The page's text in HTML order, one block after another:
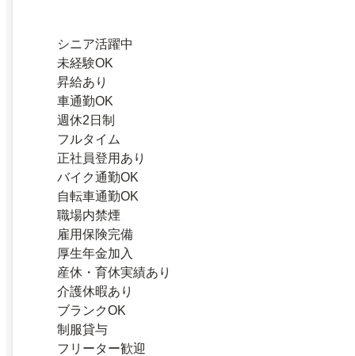
シニア活躍中
未経験OK
昇給あり
車通勤OK
週休2日制
フルタイム
正社員登用あり
バイク通勤OK
自転車通勤OK
職場内禁煙
雇用保険完備
厚生年金加入
産休・育休実績あり
介護休暇あり
ブランクOK
制服貸与
フリーター歓迎